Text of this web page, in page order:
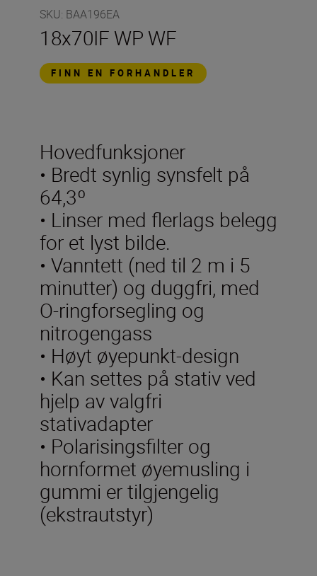
SKU: BAA196EA
18x70IF WP WF
FINN EN FORHANDLER
Hovedfunksjoner
• Bredt synlig synsfelt på
64,3º
• Linser med flerlags belegg
for et lyst bilde.
• Vanntett (ned til 2 m i 5
minutter) og duggfri, med
O-ringforsegling og
nitrogengass
• Høyt øyepunkt-design
• Kan settes på stativ ved
hjelp av valgfri
stativadapter
• Polarisingsfilter og
hornformet øyemusling i
gummi er tilgjengelig
(ekstrautstyr)